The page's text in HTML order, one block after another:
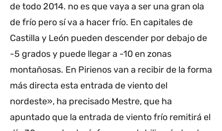
de todo 2014. no es que vaya a ser una gran ola
de frío pero sí va a hacer frío. En capitales de
Castilla y León pueden descender por debajo de
-5 grados y puede llegar a -10 en zonas
montañosas. En Pirienos van a recibir de la forma
más directa esta entrada de viento del
nordeste», ha precisado Mestre, que ha
apuntado que la entrada de viento frío remitirá el